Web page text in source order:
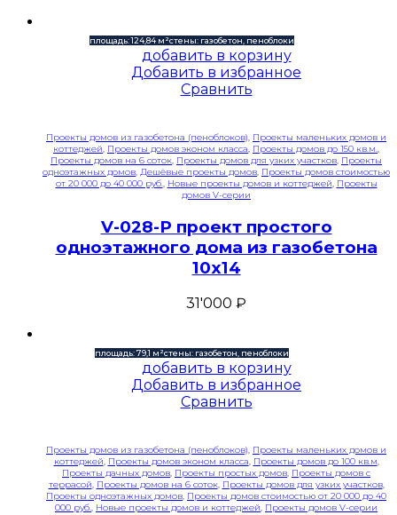
площадь: 124,84 м²стены: газобетон, пеноблоки
добавить в корзину
Добавить в избранное
Сравнить
Проекты домов из газобетона (пеноблоков), Проекты маленьких домов и
коттеджей, Проекты домов эконом класса, Проекты домов до 150 кв.м.,
Проекты домов на 6 соток, Проекты домов для узких участков, Проекты
одноэтажных домов, Дешёвые проекты домов, Проекты домов стоимостью
от 20 000 до 40 000 руб., Новые проекты домов и коттеджей, Проекты
домов V-серии
V-028-P проект простого
одноэтажного дома из газобетона
10х14
31'000 ₽
площадь: 79,1 м²стены: газобетон, пеноблоки
добавить в корзину
Добавить в избранное
Сравнить
Проекты домов из газобетона (пеноблоков), Проекты маленьких домов и
коттеджей, Проекты домов эконом класса, Проекты домов до 100 кв.м,
Проекты дачных домов, Проекты простых домов, Проекты домов с
террасой, Проекты домов на 6 соток, Проекты домов для узких участков,
Проекты одноэтажных домов, Проекты домов стоимостью от 20 000 до 40
000 руб., Новые проекты домов и коттеджей, Проекты домов V-серии